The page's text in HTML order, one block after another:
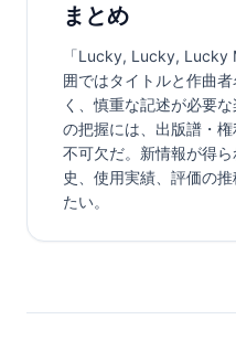
まとめ
「Lucky, Lucky, Lucky
囲ではタイトルと作曲
く、慎重な記述が必要
の把握には、出版譜・
不可欠だ。新情報が得
史、使用実績、評価の
たい。